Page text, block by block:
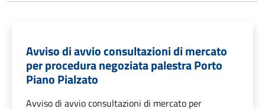
Avviso di avvio consultazioni di mercato
per procedura negoziata palestra Porto
Piano Pialzato
Avviso di avvio consultazioni di mercato per